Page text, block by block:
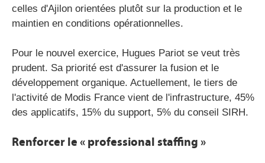
celles d'Ajilon orientées plutôt sur la production et le
maintien en conditions opérationnelles.
Pour le nouvel exercice, Hugues Pariot se veut très
prudent. Sa priorité est d'assurer la fusion et le
développement organique. Actuellement, le tiers de
l'activité de Modis France vient de l'infrastructure, 45%
des applicatifs, 15% du support, 5% du conseil SIRH.
Renforcer le « professional staffing »